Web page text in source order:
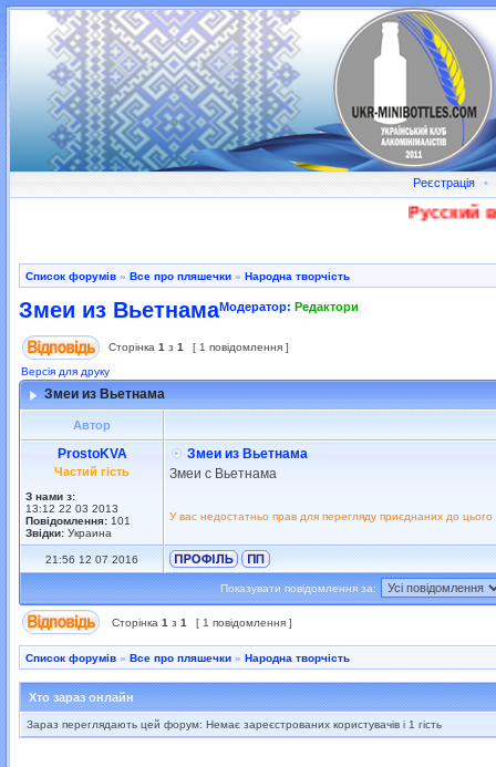
Реєстрація •
Русский
Список форумів » Все про пляшечки » Народна творчість
Змеи из ВьетнамаМодератор: Редактори
Сторінка 1 з 1
[ 1 повідомлення ]
Версія для друку
Змеи из Вьетнама
Автор
ProstoKVA
Частий гість
З нами з:
13:12 22 03 2013
Повідомлення: 101
Звідки: Украина
Змеи из Вьетнама
Змеи с Вьетнама
У вас недостатньо прав для перегляду приєднаних до цього
21:56 12 07 2016
Показувати повідомлення за:
Сторінка 1 з 1 [ 1 повідомлення ]
Список форумів » Все про пляшечки » Народна творчість
Хто зараз онлайн
Зараз переглядають цей форум: Немає зареєстрованих користувачів і 1 гість